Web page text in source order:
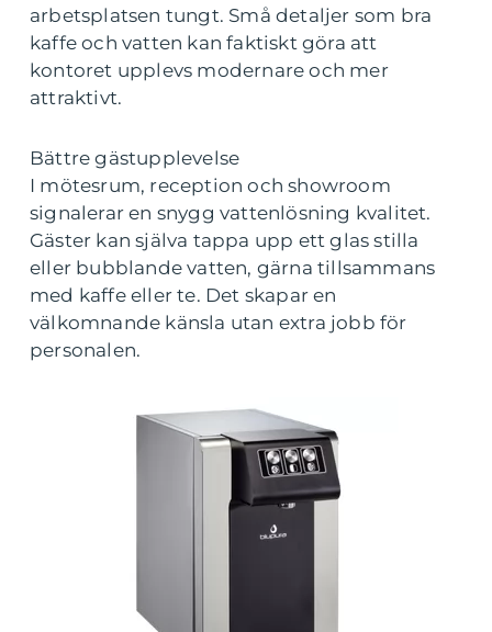
arbetsplatsen tungt. Små detaljer som bra
kaffe och vatten kan faktiskt göra att
kontoret upplevs modernare och mer
attraktivt.
Bättre gästupplevelse
I mötesrum, reception och showroom
signalerar en snygg vattenlösning kvalitet.
Gäster kan själva tappa upp ett glas stilla
eller bubblande vatten, gärna tillsammans
med kaffe eller te. Det skapar en
välkomnande känsla utan extra jobb för
personalen.